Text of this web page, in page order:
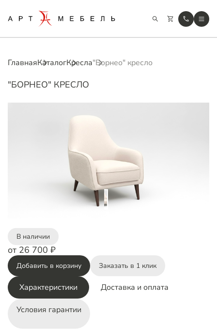
ГлавнаяКаталогКресла"Борнео" кресло
"БОРНЕО" КРЕСЛО
В наличии
от 26 700 ₽
Добавить в корзину Заказать в 1 клик
Характеристики Доставка и оплата
Условия гарантии